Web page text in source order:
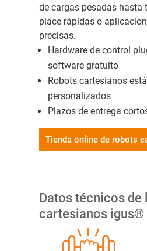
de cargas pesadas hasta
place rápidas o
precisas.
Hardware de control
software gratuito
Robots cartesianos
personalizados
Plazos de entrega
Tienda online de robots
Datos técnicos de
cartesianos igus®